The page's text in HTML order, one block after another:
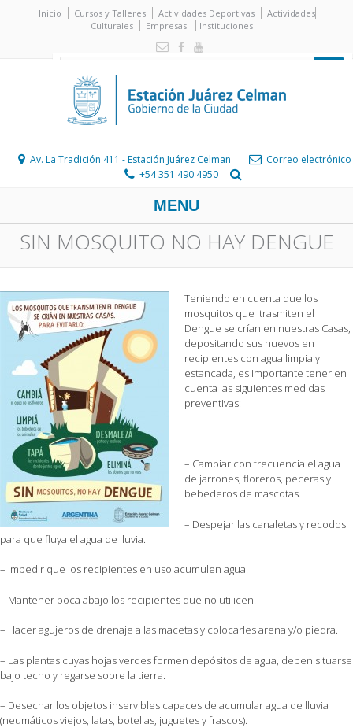
Inicio Cursos y Talleres Actividades Deportivas
Actividades
Culturales
Empresas Instituciones
Av. La Tradición 411 - Estación Juárez Celman
Correo electrónico
+54 351 490 4950
MENU
SIN MOSQUITO NO HAY DENGUE
Teniendo en cuenta que los
mosquitos que trasmiten el
Dengue se crían en nuestras Casas,
depositando sus huevos en
recipientes con agua limpia y
estancada, es importante tener en
cuenta las siguientes medidas
preventivas:
– Cambiar con frecuencia el agua
de jarrones, floreros, peceras y
bebederos de mascotas.
– Despejar las canaletas y recodos
para que fluya el agua de lluvia.
– Impedir que los recipientes en uso acumulen agua.
– Mantener boca abajo los recipientes que no utilicen.
– Hacer agujeros de drenaje a las macetas y colocarles arena y/o piedra.
– Las plantas cuyas hojas verdes formen depósitos de agua, deben situarse
bajo techo y regarse sobre la tierra.
– Desechar los objetos inservibles capaces de acumular agua de lluvia
(neumáticos viejos, latas, botellas, juguetes y frascos).